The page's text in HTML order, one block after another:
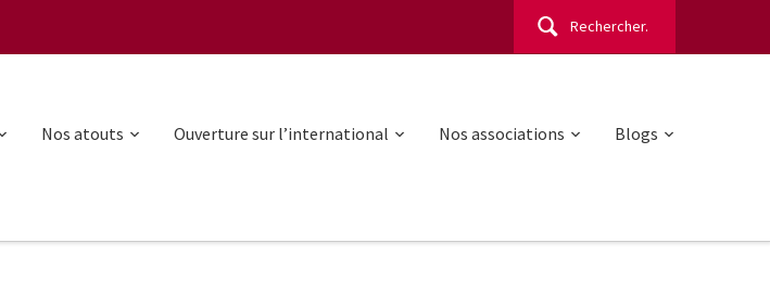
Rechercher :
Nos atouts Ouverture sur l’international Nos associations Blogs